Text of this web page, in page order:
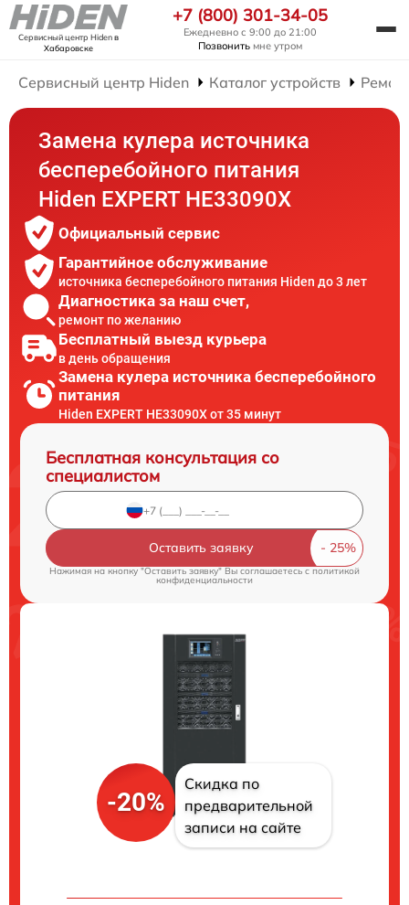
Сервисный центр Hidenв
Хабаровске
+7 (800) 301-34-05
Ежедневно с 9:00 до 21:00
Позвонить мне утром
Сервисный центр Hiden Каталог устройств
Замена кулера источника
бесперебойного питания
Hiden EXPERT HE33090X
Официальный сервис
Гарантийное обслуживание
источника бесперебойного питания Hiden до 3 лет
Диагностика за наш счет,
ремонт по желанию
Бесплатный выезд курьера
в день обращения
Замена кулера источника бесперебойного
питания
Hiden EXPERT HE33090X от 35 минут
Бесплатная консультация со
специалистом
Оставить заявку
Нажимая на кнопку "Оставить заявку" Вы соглашаетесь c политикой
конфиденциальности
-20%
Скидка по
предварительной
записи на сайте